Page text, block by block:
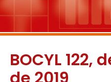
BOCYL 122,